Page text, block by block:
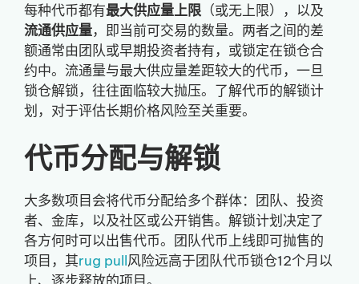
每种代币都有最大供应量上限 （或无上限），以及
流通供应量，即当前可交易的数量。两者之间的差
额通常由团队或早期投资者持有，或锁定在锁仓合
约中。流通量与最大供应量差距较大的代币，一旦
锁仓解锁，往往面临较大抛压。了解代币的解锁计
划，对于评估长期价格风险至关重要。
代币分配与解锁
大多数项目会将代币分配给多个群体：团队、投资
者、金库，以及社区或公开销售。解锁计划决定了
各方何时可以出售代币。团队代币上线即可抛售的
项目，其rug pull风险远高于团队代币锁仓12个月以